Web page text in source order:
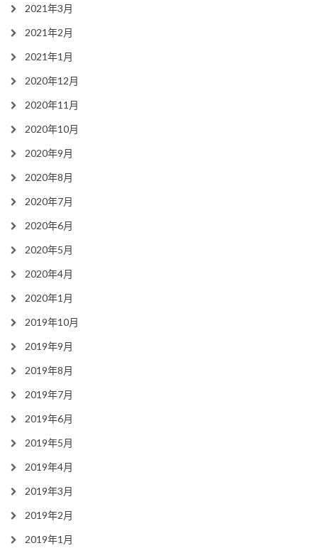
2021年3月
2021年2月
2021年1月
2020年12月
2020年11月
2020年10月
2020年9月
2020年8月
2020年7月
2020年6月
2020年5月
2020年4月
2020年1月
2019年10月
2019年9月
2019年8月
2019年7月
2019年6月
2019年5月
2019年4月
2019年3月
2019年2月
2019年1月